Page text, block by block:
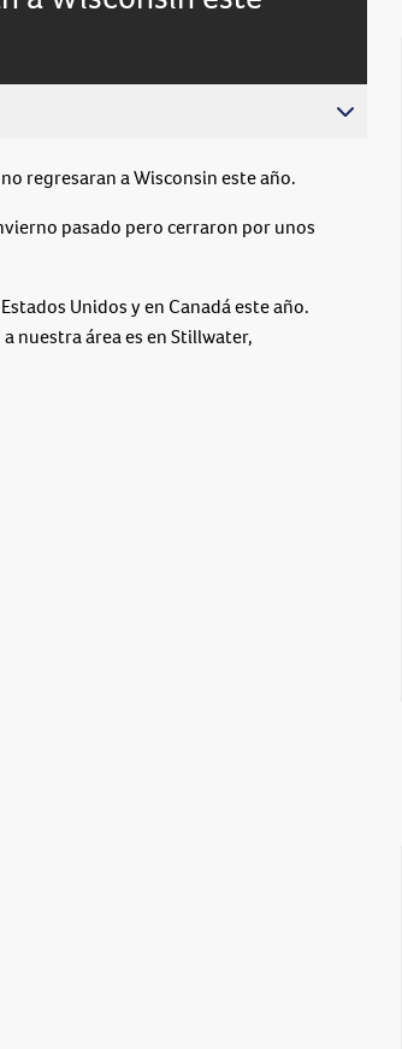
live
regresaran a Wisconsin este año.
pasado pero cerraron por unos
Unidos y en Canadá este año.
nuestra área es en Stillwater,